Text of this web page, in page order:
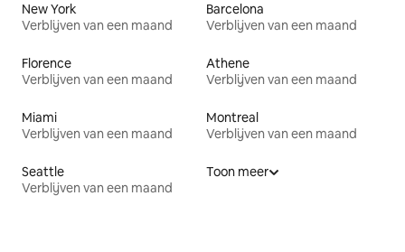
New York
Verblijven van een maand
Barcelona
Verblijven van een maand
Florence
Verblijven van een maand
Athene
Verblijven van een maand
Miami
Verblijven van een maand
Montreal
Verblijven van een maand
Seattle
Verblijven van een maand
Toon meer